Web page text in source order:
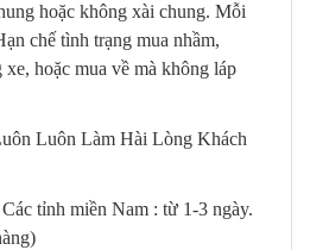
hoặc không xài chung. Mỗi
chế tình trạng mua nhầm,
hoặc mua về mà không láp
Luôn Làm Hài Lòng Khách
tỉnh miền Nam : từ 1-3 ngày.